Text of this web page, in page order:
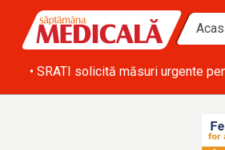
• SRATI solicită măsuri urgente